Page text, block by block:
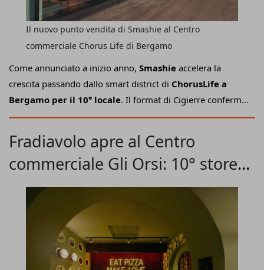
Come annunciato a inizio anno, Smashie accelera la
crescita passando dallo smart district di ChorusLife a
Bergamo per il 10° locale. Il format di Cigierre conferma
così il piano di espansione dell'insegna dedicata allo
prevede l’inaugurazione di oltre quindici nuovi punti
vendita distribuiti in modo strategico nei principali
Il nuovo punto vendita di Smashie al Centro
commerciale Chorus Life di Bergamo
Fradiavolo apre al Centro
commerciale Gli Orsi: 10° store
in Piemonte